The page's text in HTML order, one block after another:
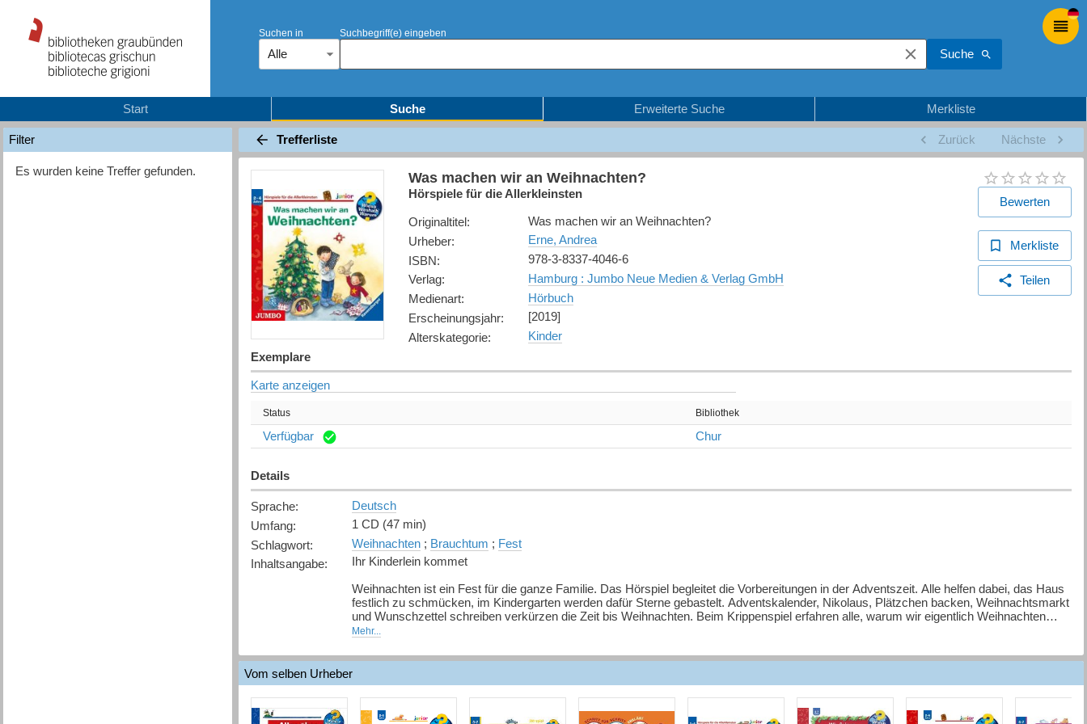
Suchen in
Alle
Suchbegriff(e) eingeben
Suche
Start Suche Erweiterte Suche Merkliste
Filter
Es wurden keine Treffer gefunden.
Trefferliste Zurück Nächste
Was machen wir an Weihnachten?
Hörspiele für die Allerkleinsten
Originaltitel:
Was machen wir an Weihnachten?
Urheber:
Erne, Andrea
ISBN:
978-3-8337-4046-6
Verlag:
Hamburg : Jumbo Neue Medien & Verlag GmbH
Medienart:
Hörbuch
Erscheinungsjahr:
[2019]
Alterskategorie: Kinder
Bewerten
Merkliste
Teilen
Exemplare
Karte anzeigen
Status Bibliothek
Verfügbar Chur
Details
Sprache:
Deutsch
Umfang:
1 CD (47 min)
Schlagwort: Weihnachten; Brauchtum ; Fest
Inhaltsangabe:
Ihr Kinderlein kommet
Weihnachten ist ein Fest für die ganze Familie. Das Hörspiel begleitet die Vorbereitungen in der Adventszeit. Alle helfen dabei, das Haus
festlich zu schmücken, im Kindergarten werden dafür Sterne gebastelt. Adventskalender, Nikolaus, Plätzchen backen, Weihnachtsmarkt
und Wunschzettel schreiben verkürzen die Zeit bis Weihnachten. Beim Krippenspiel erfahren alle, warum wir eigentlich Weihnachten
feiern. Und wenn es dann so weit ist, kommt die ganze Familie zum Singen und Essen zusammen - und es ist endlich Bescherung.
Mehr...
Vom selben Urheber